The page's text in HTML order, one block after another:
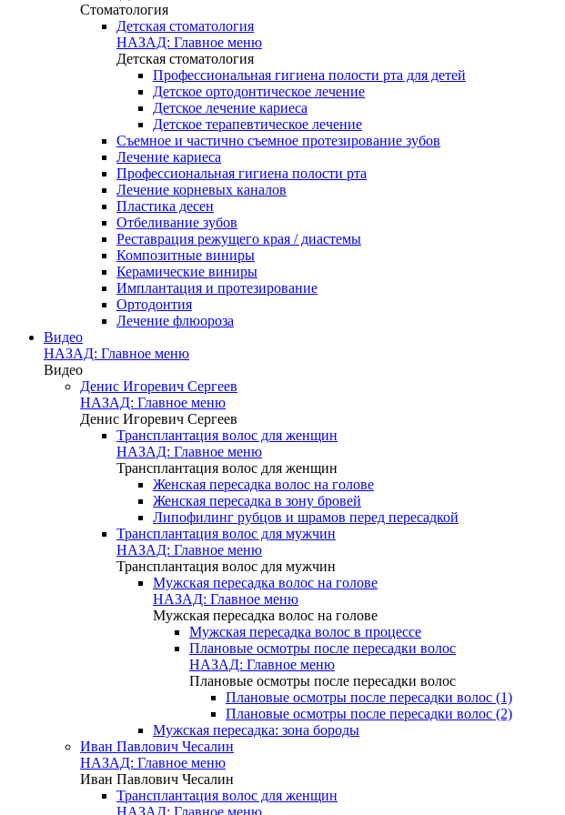
Стоматология
Детская стоматология
НАЗАД: Главное меню
Детская стоматология
Профессиональная гигиена полости рта для детей
Детское ортодонтическое лечение
Детское лечение кариеса
Детское терапевтическое лечение
Съемное и частично съемное протезирование зубов
Лечение кариеса
Профессиональная гигиена полости рта
Лечение корневых каналов
Пластика десен
Отбеливание зубов
Реставрация режущего края / диастемы
Композитные виниры
Керамические виниры
Имплантация и протезирование
Ортодонтия
Лечение флюороза
Видео
НАЗАД: Главное меню
Видео
Денис Игоревич Сергеев
НАЗАД: Главное меню
Денис Игоревич Сергеев
Трансплантация волос для женщин
НАЗАД: Главное меню
Трансплантация волос для женщин
Женская пересадка волос на голове
Женская пересадка в зону бровей
Липофилинг рубцов и шрамов перед пересадкой
Трансплантация волос для мужчин
НАЗАД: Главное меню
Трансплантация волос для мужчин
Мужская пересадка волос на голове
НАЗАД: Главное меню
Мужская пересадка волос на голове
Мужская пересадка волос в процессе
Плановые осмотры после пересадки волос
НАЗАД: Главное меню
Плановые осмотры после пересадки волос
Плановые осмотры после пересадки волос (1)
Плановые осмотры после пересадки волос (2)
Мужская пересадка: зона бороды
Иван Павлович Чесалин
НАЗАД: Главное меню
Иван Павлович Чесалин
Трансплантация волос для женщин
НАЗАД: Главное меню